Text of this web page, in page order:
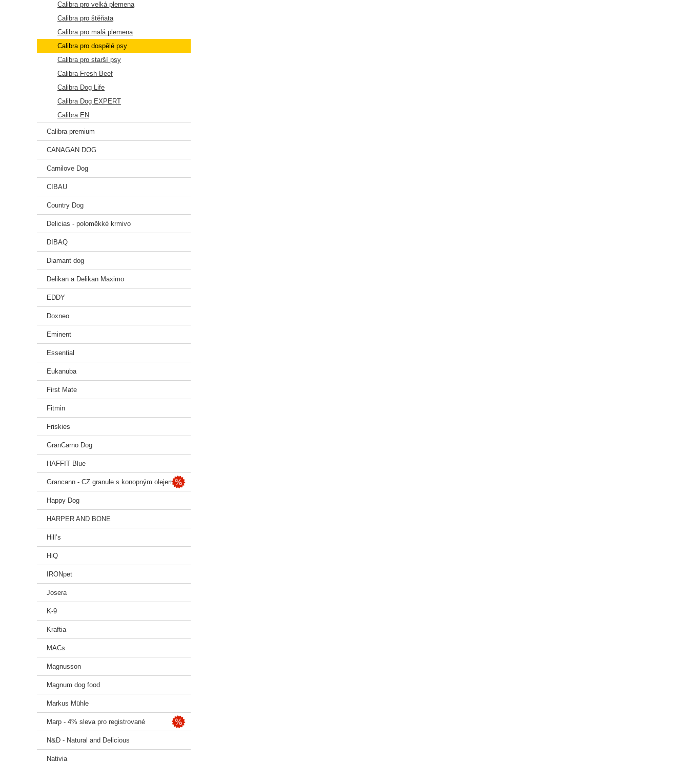
Calibra pro velká plemena
Calibra pro štěňata
Calibra pro malá plemena
Calibra pro dospělé psy
Calibra pro starší psy
Calibra Fresh Beef
Calibra Dog Life
Calibra Dog EXPERT
Calibra EN
Calibra premium
CANAGAN DOG
Carnilove Dog
CIBAU
Country Dog
Delicias - poloměkké krmivo
DIBAQ
Diamant dog
Delikan a Delikan Maximo
EDDY
Doxneo
Eminent
Essential
Eukanuba
First Mate
Fitmin
Friskies
GranCarno Dog
HAFFIT Blue
Grancann - CZ granule s konopným olejem
Happy Dog
HARPER AND BONE
Hill’s
HiQ
IRONpet
Josera
K-9
Kraftia
MACs
Magnusson
Magnum dog food
Markus Mühle
Marp - 4% sleva pro registrované
N&D - Natural and Delicious
Nativia